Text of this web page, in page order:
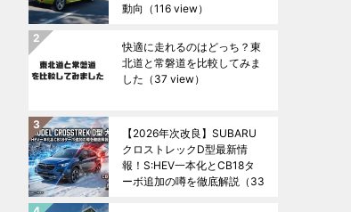
動向 （116 view）
快適に走れるのはどっち？東
北道と常磐道を比較してみま
した （37 view）
【2026年次改良】SUBARU
クロストレックD型最新情
報！S:HEV一本化とCB18タ
ーボ追加の噂を徹底解説 （33